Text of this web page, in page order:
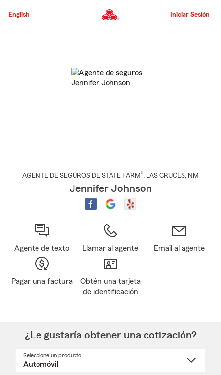
al
principal
English Iniciar Sesión
AGENTE DE SEGUROS DE STATE FARM®, LAS CRUCES, NM
Jennifer Johnson
Agente de texto Llamar al agente Email al agente
Pagar una factura
Obtén una tarjeta
de identificación
¿Le gustaría obtener una cotización?
Seleccione un producto